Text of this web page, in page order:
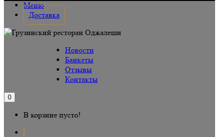
Меню
Доставка
Новости
Банкеты
Отзывы
Контакты
0
В корзине пусто!